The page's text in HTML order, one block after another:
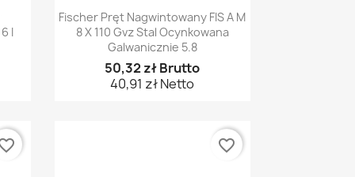
I
Szybki podgląd
Fischer Pręt Nagwintowany FIS A M
8 X 110 Gvz Stal Ocynkowana
Galwanicznie 5.8
50,32 zł Brutto
40,91 zł Netto
favorite_border